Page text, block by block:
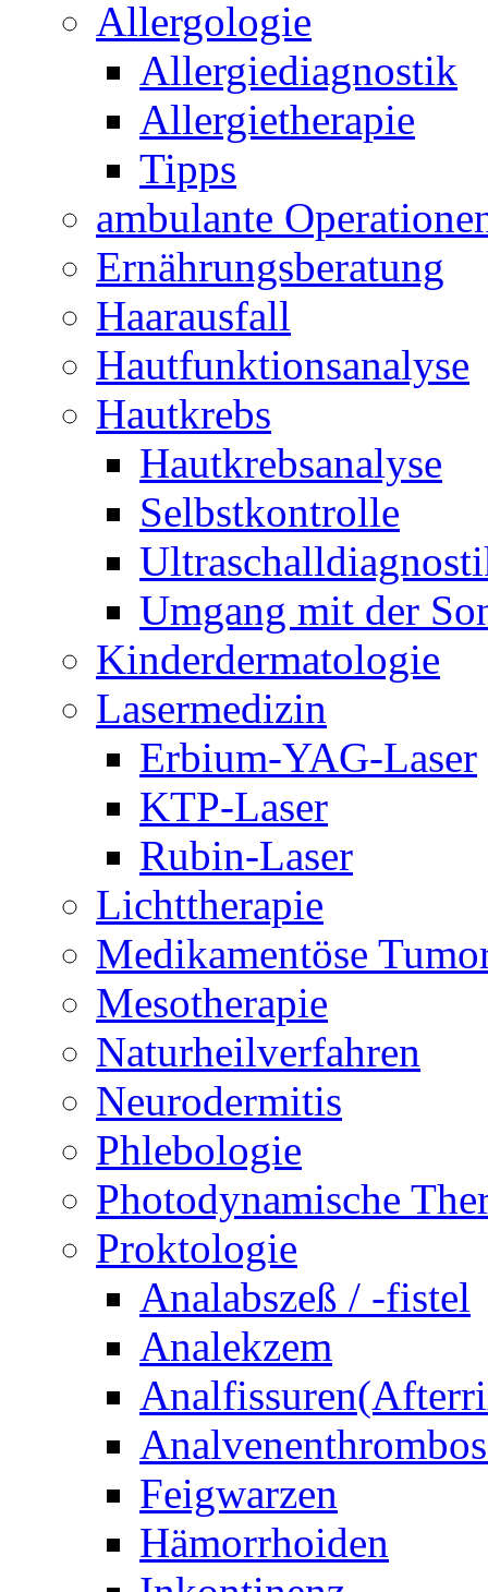
Allergologie
Allergiediagnostik
Allergietherapie
Tipps
ambulante
Ernährungsberatung
Haarausfall
Hautfunktionsanalyse
Hautkrebs
Hautkrebsanalyse
Selbstkontrolle
Umgang mit der
Kinderdermatologie
Lasermedizin
Erbium-YAG-Laser
KTP-Laser
Rubin-Laser
Lichttherapie
Medikamentöse
Mesotherapie
Naturheilverfahren
Neurodermitis
Phlebologie
Photodynamische
Proktologie
Analabszeß / -fistel
Analekzem
Feigwarzen
Hämorrhoiden